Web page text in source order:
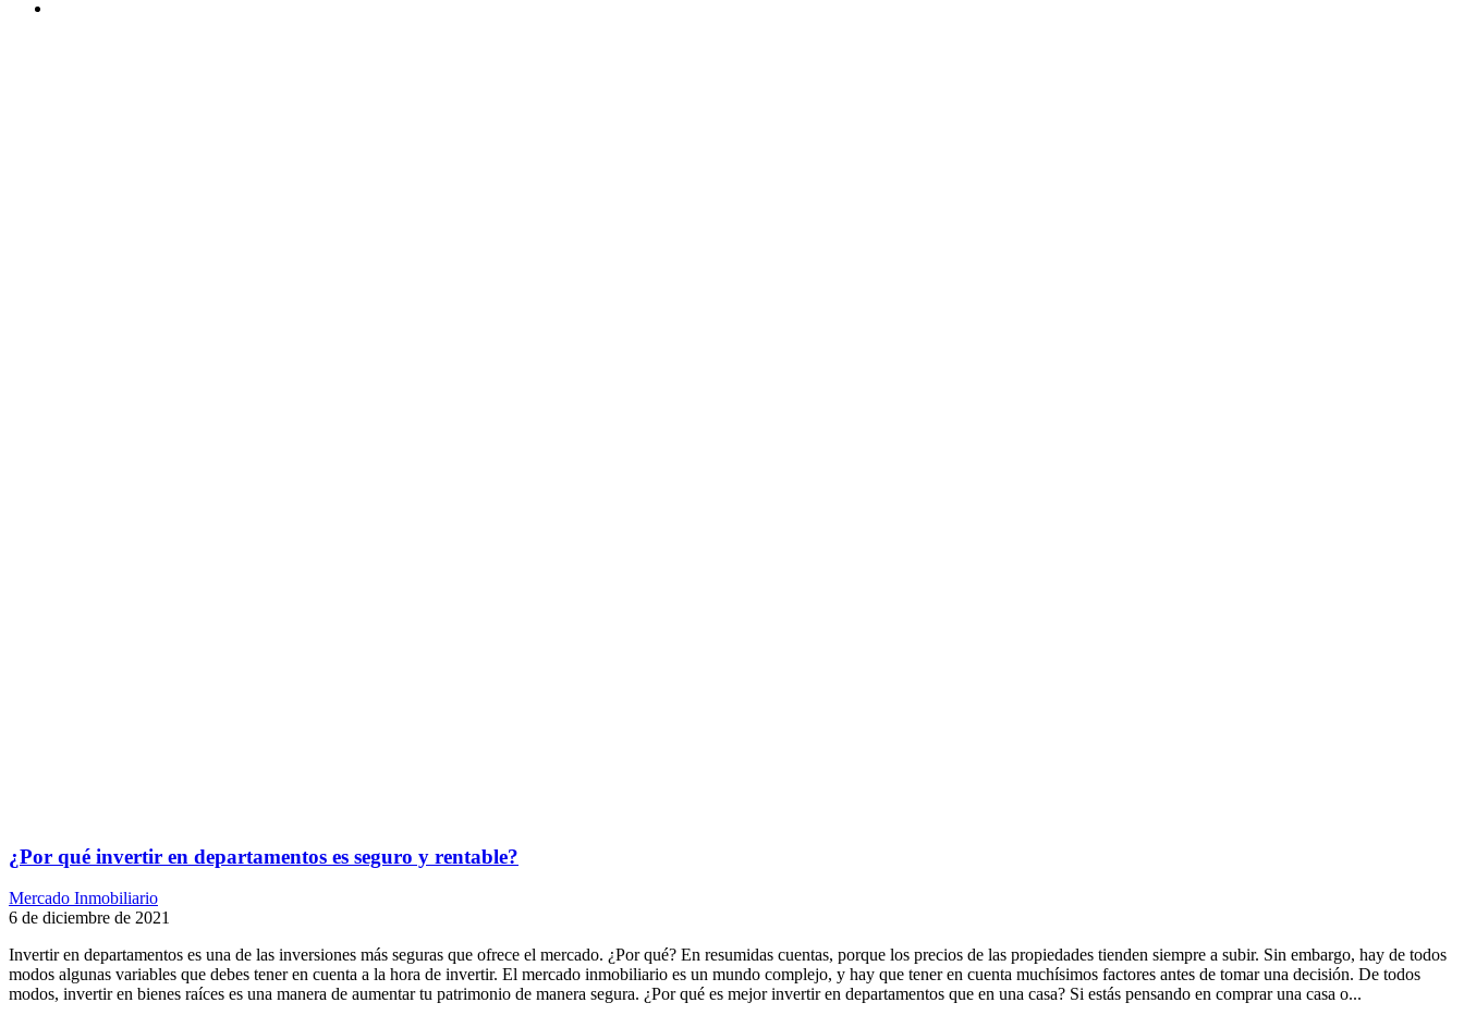
¿Por qué invertir en departamentos es seguro y rentable?
Mercado Inmobiliario
6 de diciembre de 2021
Invertir en departamentos es una de las inversiones más seguras que ofrece el mercado. ¿Por qué? En resumidas cuentas, porque los precios de las propiedades tienden siempre a subir. Sin embargo, hay de todos
modos algunas variables que debes tener en cuenta a la hora de invertir. El mercado inmobiliario es un mundo complejo, y hay que tener en cuenta muchísimos factores antes de tomar una decisión. De todos
modos, invertir en bienes raíces es una manera de aumentar tu patrimonio de manera segura. ¿Por qué es mejor invertir en departamentos que en una casa? Si estás pensando en comprar una casa o...